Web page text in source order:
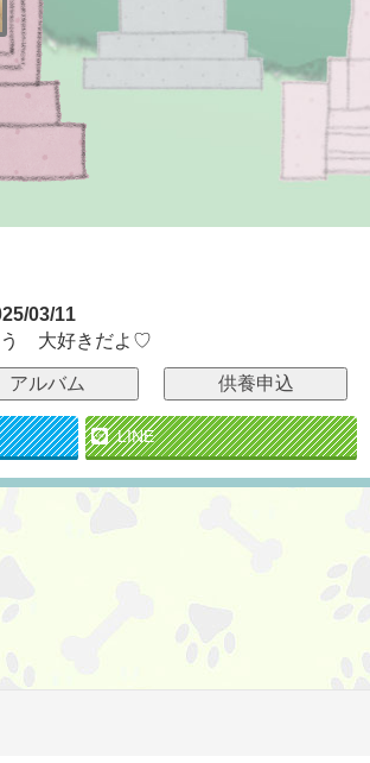
03/11
う 大好きだよ♡
アルバム 供養申込
LINE